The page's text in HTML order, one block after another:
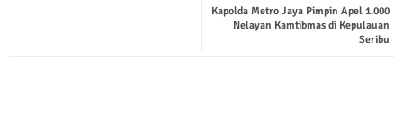
tsap
Kapolda Metro Jaya Pimpin Apel 1.000
Nelayan Kamtibmas di Kepulauan
Seribu